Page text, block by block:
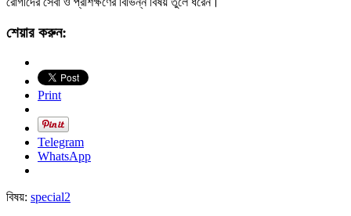
শেয়ার করুন:
Print
Telegram
WhatsApp
বিষয়: special2